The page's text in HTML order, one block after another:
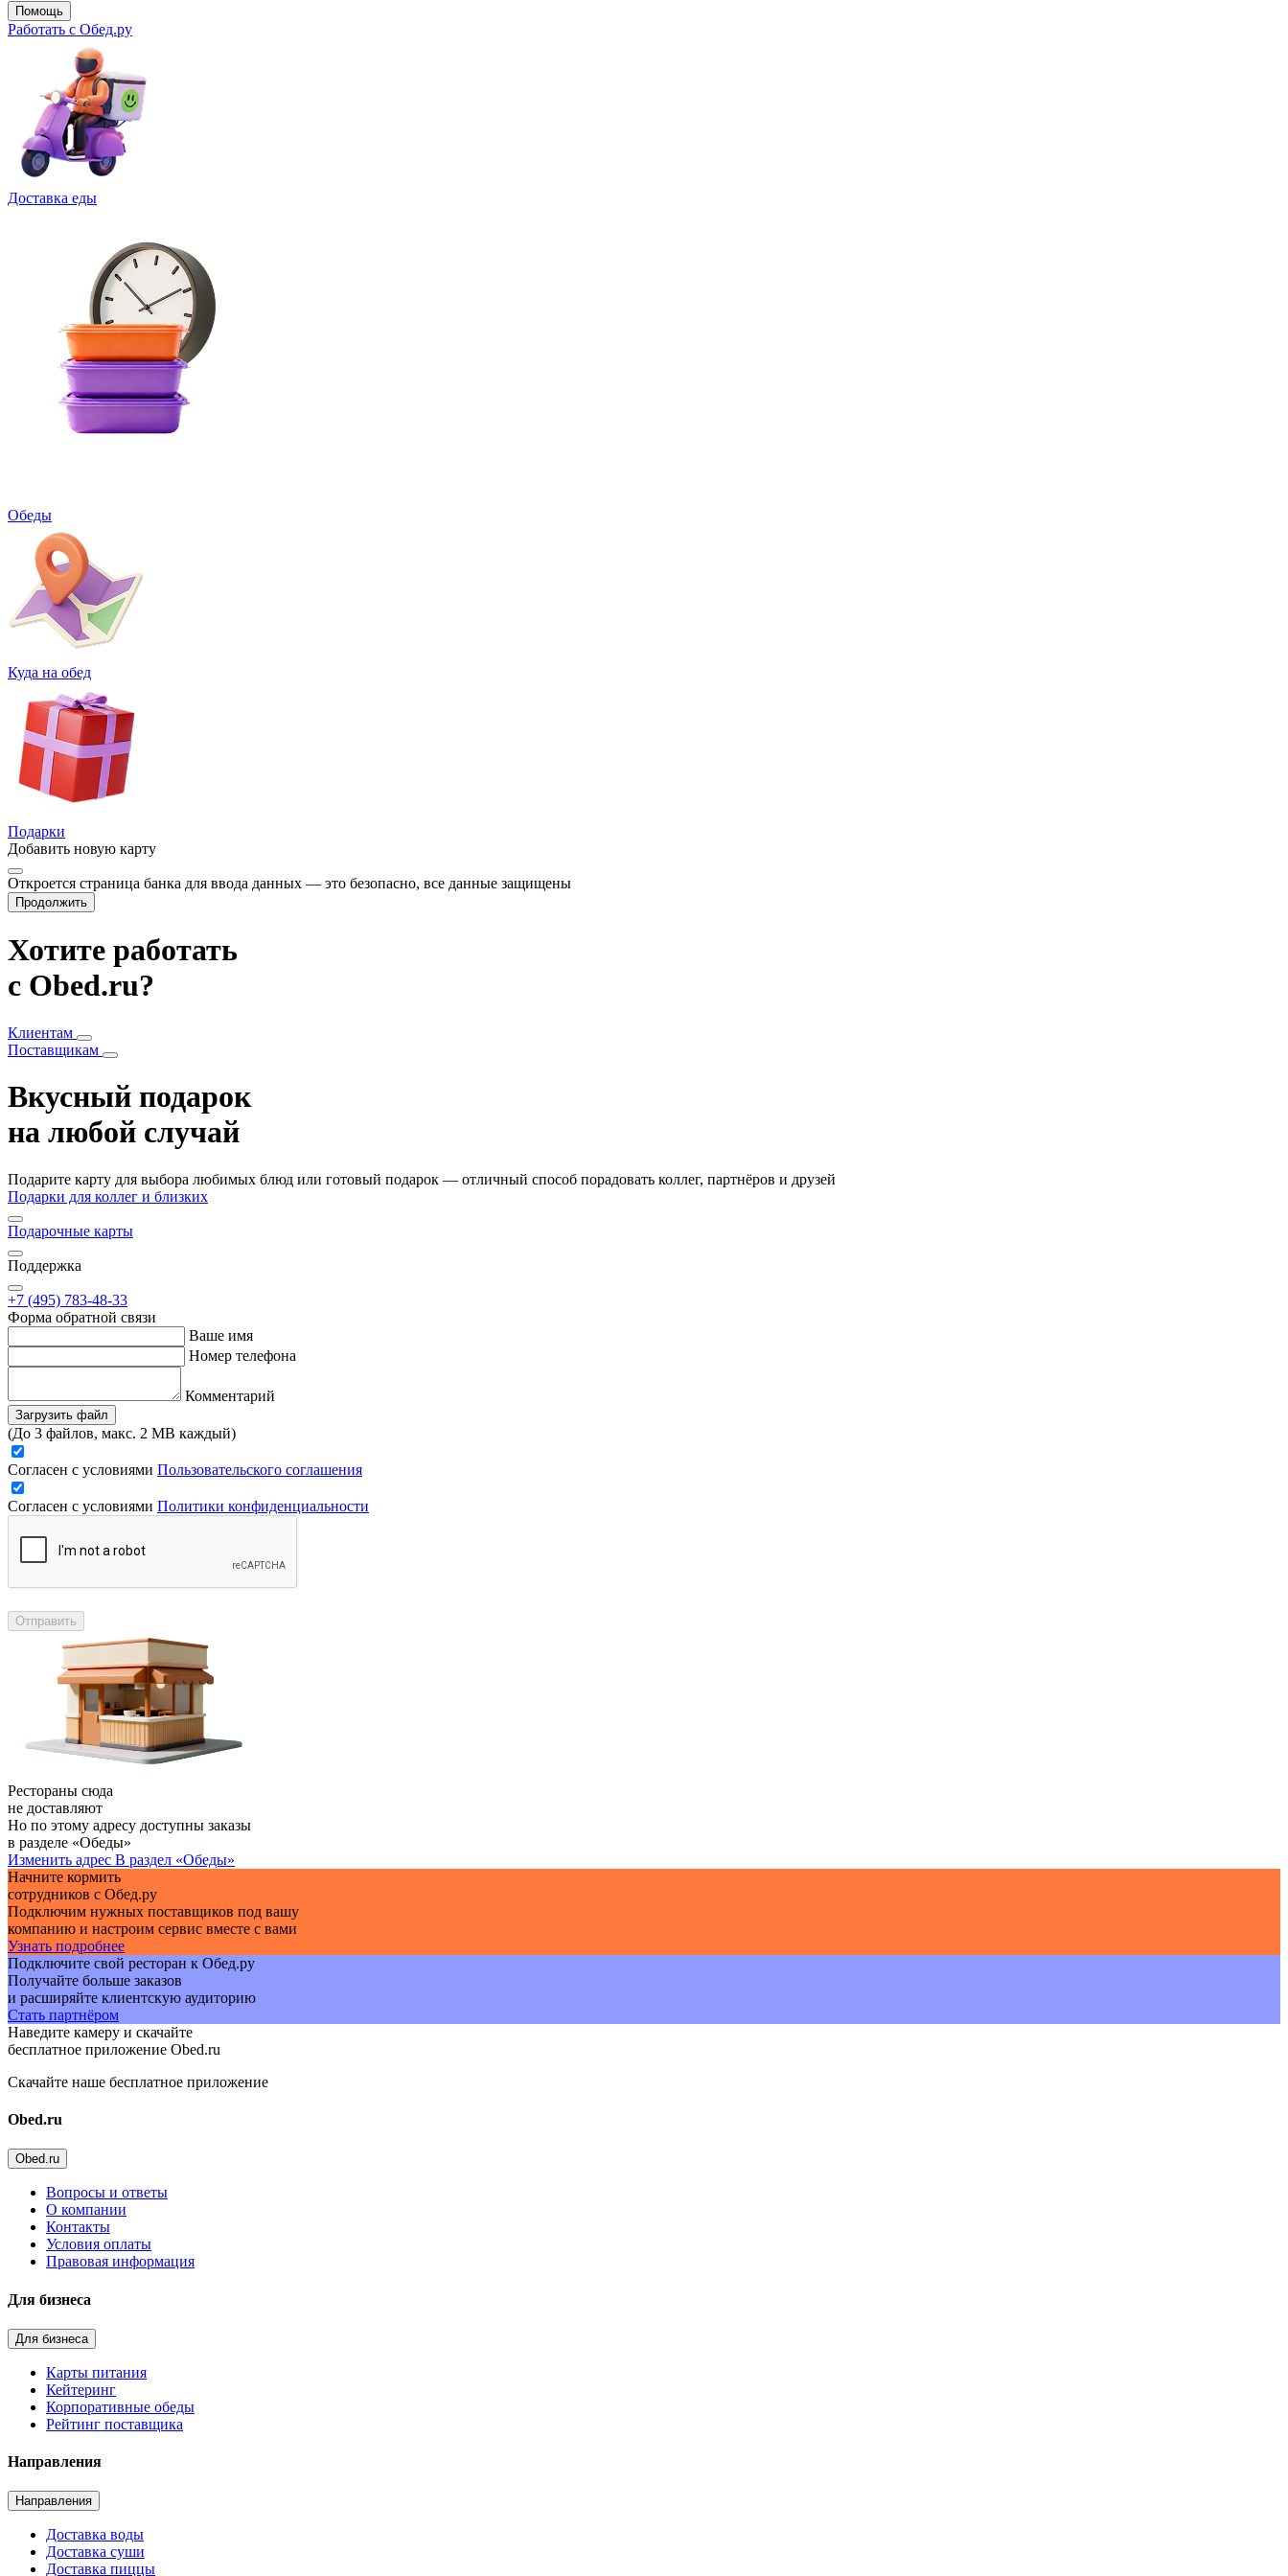
Помощь
Работать с Обед.ру
Доставка еды
Обеды
Куда на обед
Подарки
Добавить новую карту
Откроется страница банка для ввода данных — это безопасно, все данные защищены
Продолжить
Хотите работать
с Obed.ru?
Клиентам
Поставщикам
Вкусный подарок
на любой случай
Подарите карту для выбора любимых блюд или готовый подарок — отличный способ порадовать коллег, партнёров и друзей
Подарки для коллег и близких
Подарочные карты
Поддержка
+7 (495) 783-48-33
Форма обратной связи
Ваше имя
Номер телефона
Комментарий
Загрузить файл
(До 3 файлов, макс. 2 MB каждый)
Согласен с условиями Пользовательского соглашения
Согласен с условиями Политики конфиденциальности
Отправить
Рестораны сюда
не доставляют
Но по этому адресу доступны заказы
в разделе «Обеды»
Изменить адрес В раздел «Обеды»
Начните кормить
сотрудников с Обед.ру
Подключим нужных поставщиков под вашу
компанию и настроим сервис вместе с вами
Узнать подробнее
Подключите свой ресторан к Обед.ру
Получайте больше заказов
и расширяйте клиентскую аудиторию
Стать партнёром
Наведите камеру и скачайте
бесплатное приложение Obed.ru
Скачайте наше бесплатное приложение
Obed.ru
Obed.ru
Вопросы и ответы
О компании
Контакты
Условия оплаты
Правовая информация
Для бизнеса
Для бизнеса
Карты питания
Кейтеринг
Корпоративные обеды
Рейтинг поставщика
Направления
Направления
Доставка воды
Доставка суши
Доставка пиццы